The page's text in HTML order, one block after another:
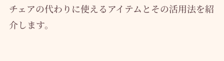
チェアの代わりに使えるアイテムとその活用法を紹
介します。